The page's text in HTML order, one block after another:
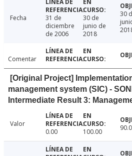
Fecha
31 de
diciembre
de 2006
30 de
junio de
2018
30
Comentar
[Original Project]
management system (SIC) -
Intermediate Result 3:
Valor
0.00
100.00